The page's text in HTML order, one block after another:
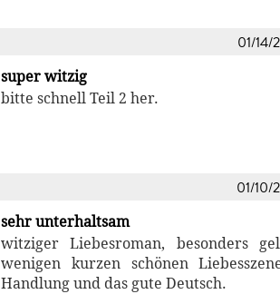
01/14/
super witzig
bitte schnell Teil 2 her.
01/10/
sehr unterhaltsam
witziger Liebesroman, besonders
wenigen kurzen schönen
Handlung und das gute Deutsch.